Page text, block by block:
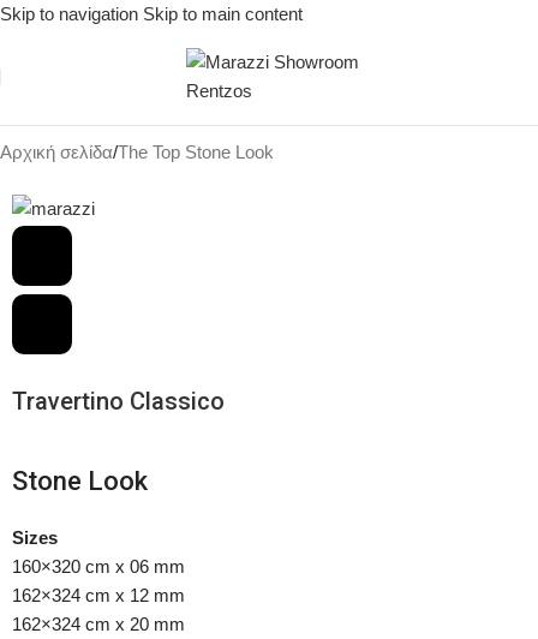
Skip to navigation Skip to main content
Αρχική σελίδα/The Top Stone Look
Travertino Classico
Stone Look
Sizes
160×320 cm x 06 mm
162×324 cm x 12 mm
162×324 cm x 20 mm